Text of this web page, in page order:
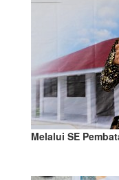
Melalui SE